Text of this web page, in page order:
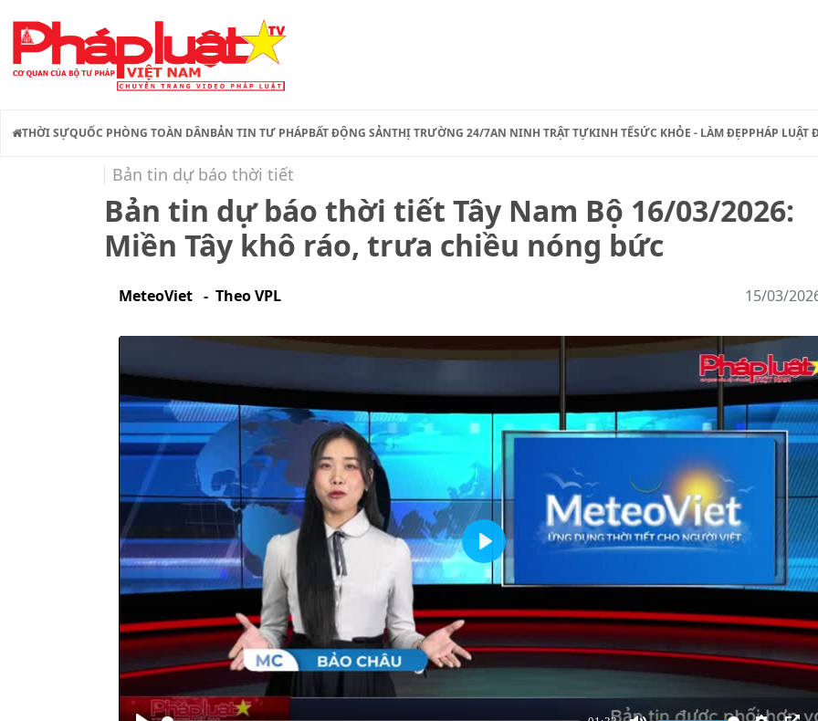
THỜI SỰQUỐC PHÒNG TOÀN DÂNBẢN TIN TƯ PHÁPBẤT ĐỘNG SẢNTHỊ TRƯỜNG 24/7AN NINH TRẬT TỰKINH TẾSỨC KHỎE - LÀM ĐẸPPHÁP LUẬT
Bản tin dự báo thời tiết
Bản tin dự báo thời tiết Tây Nam Bộ 16/03/2026:
Miền Tây khô ráo, trưa chiều nóng bức
MeteoViet - Theo VPL 15/03/